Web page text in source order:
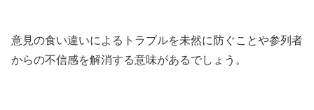
意見の食い違いによるトラブルを未然に防ぐことや参列者
からの不信感を解消する意味があるでしょう。